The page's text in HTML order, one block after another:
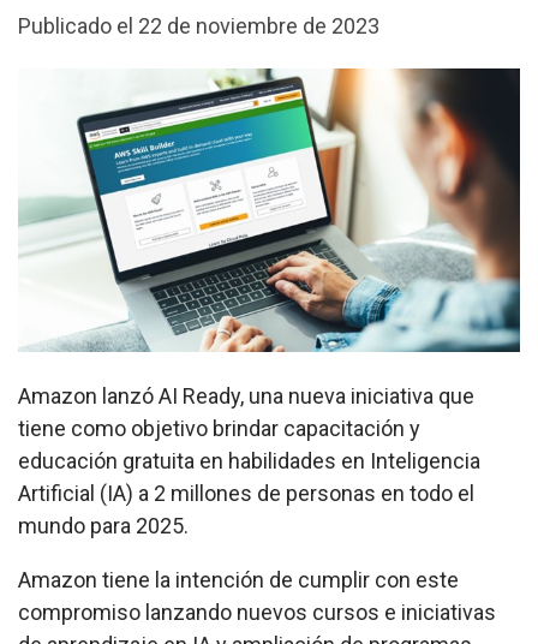
Publicado el 22 de noviembre de 2023
Amazon lanzó AI Ready, una nueva iniciativa que
tiene como objetivo brindar capacitación y
educación gratuita en habilidades en Inteligencia
Artificial (IA) a 2 millones de personas en todo el
mundo para 2025.
Amazon tiene la intención de cumplir con este
compromiso lanzando nuevos cursos e iniciativas